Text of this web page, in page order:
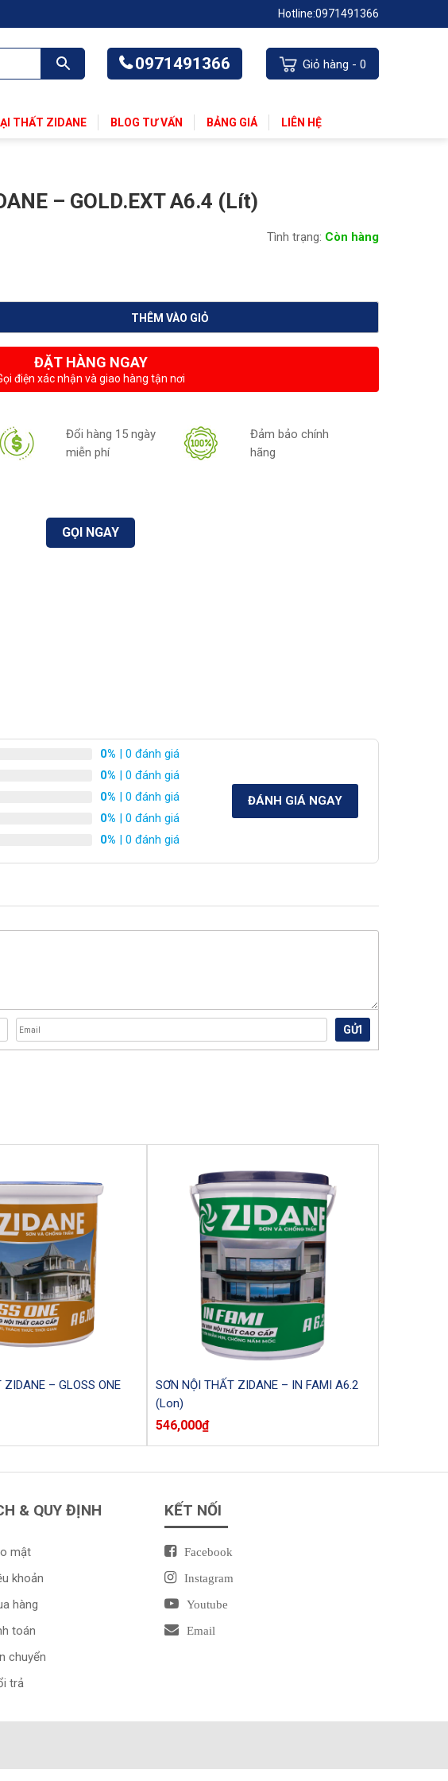
Hotline:0971491366
Giỏ hàng - 0
0971491366
THẤT ZIDANE BLOG TƯ VẤN BẢNG GIÁ LIÊN HỆ
– GOLD.EXT A6.4 (Lít)
Tình trạng: Còn hàng
THÊM VÀO GIỎ
ĐẶT HÀNG NGAY
điện xác nhận và giao hàng tận nơi
Đổi hàng 15 ngày
miễn phí
Đảm bảo chính
hãng
GỌI NGAY
0% | 0 đánh giá
0% | 0 đánh giá
0% | 0 đánh giá
0% | 0 đánh giá
0% | 0 đánh giá
ĐÁNH GIÁ NGAY
GỬI
– GLOSS ONE
SƠN NỘI THẤT ZIDANE – IN FAMI A6.2
(Lon)
546,000₫
& QUY ĐỊNH
mật
khoản
hàng
toán
chuyển
trả
KẾT NỐI
Facebook
Instagram
Youtube
Email